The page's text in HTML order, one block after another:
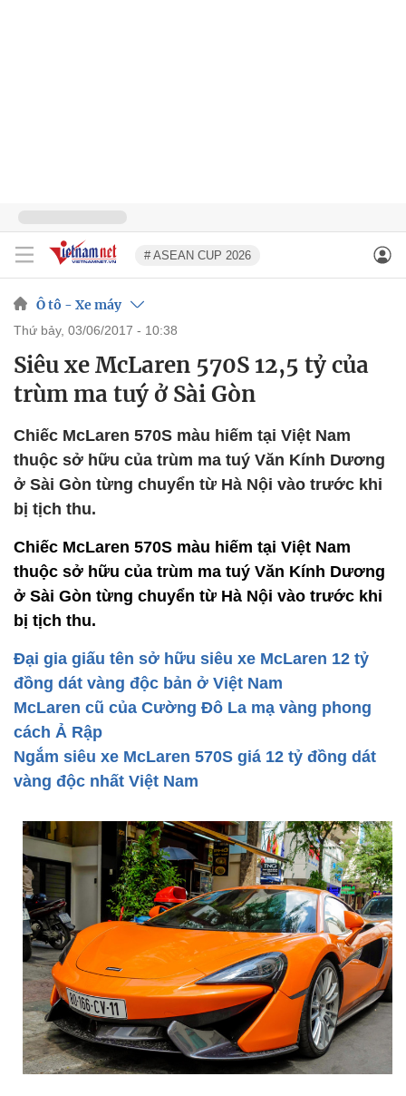
# ASEAN CUP 2026
Ô tô - Xe máy
thứ bảy, 03/06/2017 - 10:38
Siêu xe McLaren 570S 12,5 tỷ của
trùm ma tuý ở Sài Gòn
Chiếc McLaren 570S màu hiếm tại Việt Nam
thuộc sở hữu của trùm ma tuý Văn Kính Dương
ở Sài Gòn từng chuyển từ Hà Nội vào trước khi
bị tịch thu.
Chiếc McLaren 570S màu hiếm tại Việt Nam
thuộc sở hữu của trùm ma tuý Văn Kính Dương
ở Sài Gòn từng chuyển từ Hà Nội vào trước khi
bị tịch thu.
Đại gia giấu tên sở hữu siêu xe McLaren 12 tỷ
đồng dát vàng độc bản ở Việt Nam
McLaren cũ của Cường Đô La mạ vàng phong
cách Ả Rập
Ngắm siêu xe McLaren 570S giá 12 tỷ đồng dát
vàng độc nhất Việt Nam